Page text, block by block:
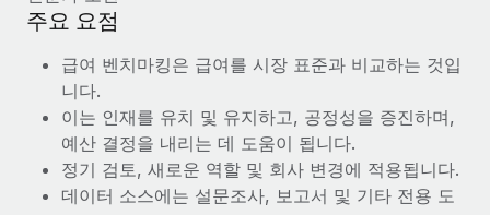
자세히 알아보기
Remote 제품 관련 소식: Gusto 및 Xero와의 통합과
Remote Contractor Management Plus
Remote의 사명은 모든 규모의 기업이 전 세계 어디서든 업무에 가
장 적합 사람을 찾아 채용 및 관리하고 급여를 지급하도록 돕는 것
입니다. 이를 위해 최근 몇 주 동안 새로운...
자세히 알아보기
주요 요점
급여 벤치마킹은 급여를 시장 표준과 비교하는 것입
니다.
이는 인재를 유치 및 유지하고, 공정성을 증진하며,
예산 결정을 내리는 데 도움이 됩니다.
정기 검토, 새로운 역할 및 회사 변경에 적용됩니다.
데이터 소스에는 설문조사, 보고서 및 기타 전용 도